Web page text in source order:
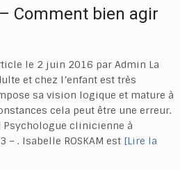
Comment bien agir
le 2 juin 2016 par Admin La
et chez l’enfant est très
sa vision logique et mature à
cela peut être une erreur.
Psychologue clinicienne à
. Isabelle ROSKAM est [Lire la